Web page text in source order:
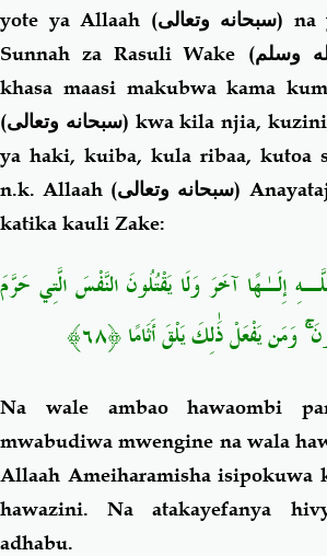
yote ya Allaah (سبحانه وتعالى) na
Sunnah za Rasuli Wake (وسلم
khasa maasi makubwa kama
(سبحانه وتعالى) kwa kila njia,
ya haki, kuiba, kula ribaa, kutoa
n.k. Allaah (سبحانه وتعالى)
katika kauli Zake:
إِلَـٰهًا آخَرَ وَلَا يَقْتُلُونَ النَّفْسَ الَّتِي حَرَّمَ
وَمَن يَفْعَلْ ذَٰلِكَ يَلْقَ أَثَامًا ﴿٦٨﴾
Na wale ambao hawaombi
mwabudiwa mwengine na wala
Allaah Ameiharamisha isipokuwa
hawazini. Na atakayefanya
adhabu.